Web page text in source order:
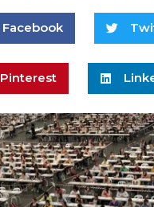
Facebook
Pinterest